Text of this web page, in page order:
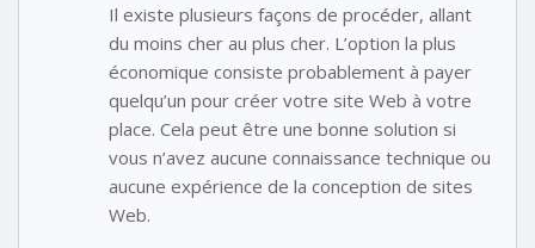
Il existe plusieurs façons de procéder, allant
du moins cher au plus cher. L’option la plus
économique consiste probablement à payer
quelqu’un pour créer votre site Web à votre
place. Cela peut être une bonne solution si
vous n’avez aucune connaissance technique ou
aucune expérience de la conception de sites
Web.